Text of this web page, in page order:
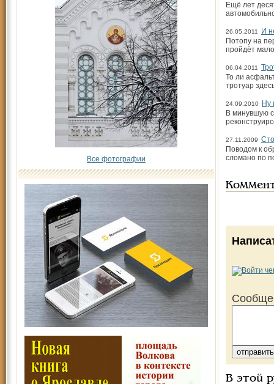
Все фотографии
Ещё лет
26.05.2011
И
Потопу на
пройдёт
06.04.2011
То ли
тротуар
24.09.2010
Ну
В минувшую
27.11.2009
Поводом к
сломано по
В этой